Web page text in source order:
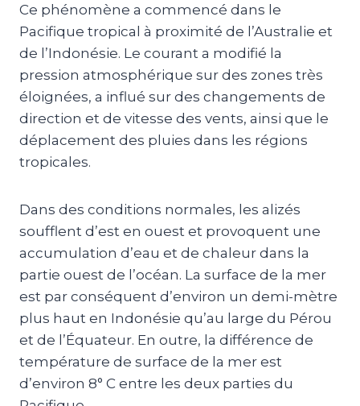
Ce phénomène a commencé dans le
Pacifique tropical à proximité de l’Australie et
de l’Indonésie. Le courant a modifié la
pression atmosphérique sur des zones très
éloignées, a influé sur des changements de
direction et de vitesse des vents, ainsi que le
déplacement des pluies dans les régions
tropicales.
Dans des conditions normales, les alizés
soufflent d’est en ouest et provoquent une
accumulation d’eau et de chaleur dans la
partie ouest de l’océan. La surface de la mer
est par conséquent d’environ un demi-mètre
plus haut en Indonésie qu’au large du Pérou
et de l’Équateur. En outre, la différence de
température de surface de la mer est
d’environ 8° C entre les deux parties du